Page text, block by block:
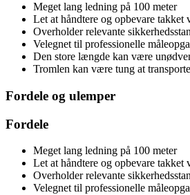
Meget lang ledning på 100 meter
Let at håndtere og opbevare takket
Overholder relevante
Velegnet til professionelle
Den store længde kan være
Tromlen kan være tung at
Fordele og ulemper
Fordele
Meget lang ledning på 100 meter
Let at håndtere og opbevare takket
Overholder relevante
Velegnet til professionelle